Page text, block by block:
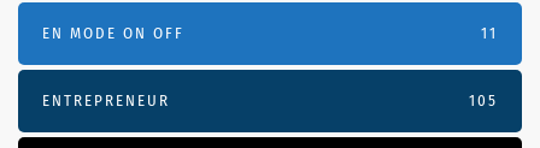
EN MODE ON OFF 11
ENTREPRENEUR 105